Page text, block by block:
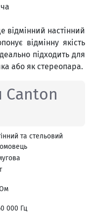
відмінний настінний
відмінну якість
підходить для
або як стереопара.
Canton
та стельовий
000 Гц